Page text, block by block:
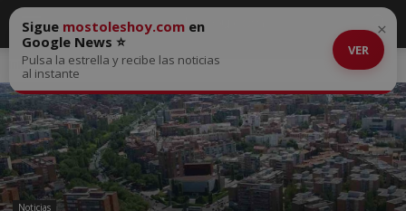
Inicio Noticias
Noticias
Sigue mostoleshoy.com en
Google News ⭐
Pulsa la estrella y recibe las noticias
al instante
VER
×